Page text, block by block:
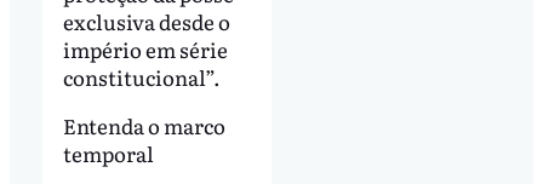
exclusiva desde o
império em série
constitucional”.
Entenda o marco
temporal